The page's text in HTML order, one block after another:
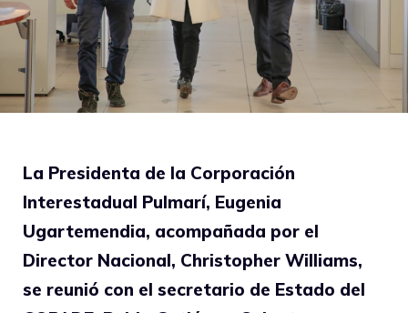
La Presidenta de la Corporación
Interestadual Pulmarí, Eugenia
Ugartemendia, acompañada por el
Director Nacional, Christopher Williams,
se reunió con el secretario de Estado del